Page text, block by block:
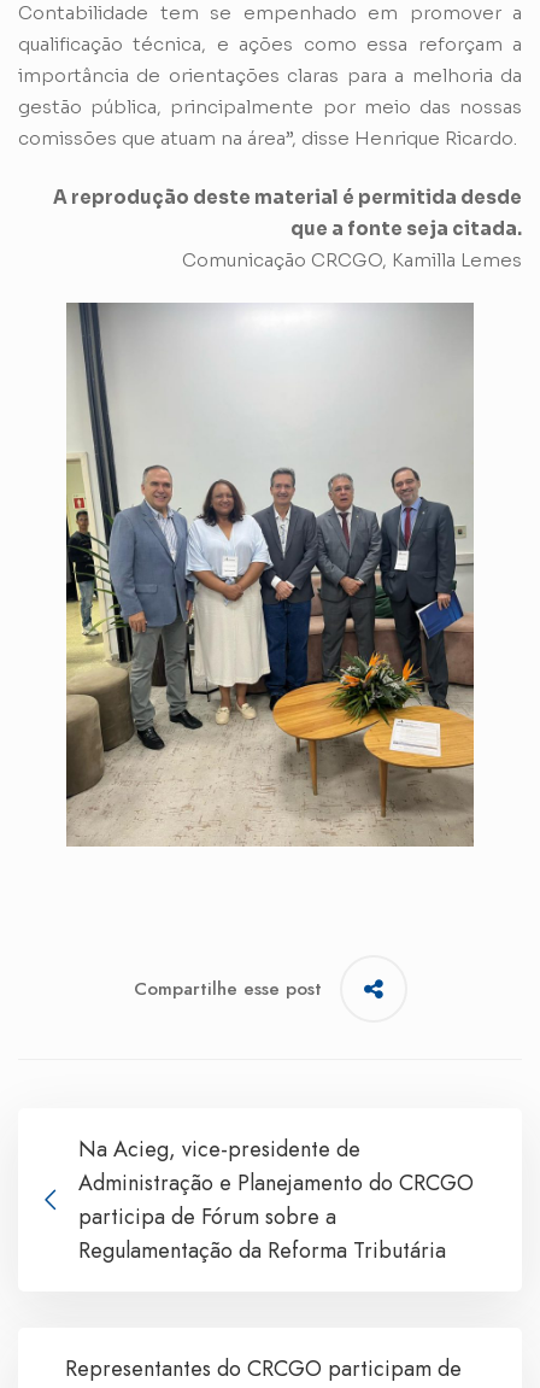
Contabilidade tem se empenhado em promover a
qualificação técnica, e ações como essa reforçam a
importância de orientações claras para a melhoria da
gestão pública, principalmente por meio das nossas
comissões que atuam na área”, disse Henrique Ricardo.
A reprodução deste material é permitida desde
que a fonte seja citada.
Comunicação CRCGO, Kamilla Lemes
Compartilhe esse post
Na Acieg, vice-presidente de
Administração e Planejamento do CRCGO
participa de Fórum sobre a
Regulamentação da Reforma Tributária
Representantes do CRCGO participam de